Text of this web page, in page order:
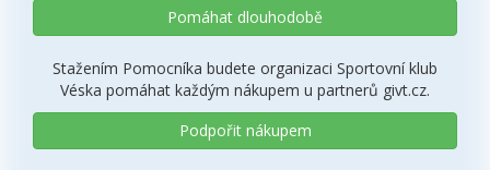
Pomáhat dlouhodobě
Stažením Pomocníka budete organizaci Sportovní klub
Véska pomáhat každým nákupem u partnerů givt.cz.
Podpořit nákupem